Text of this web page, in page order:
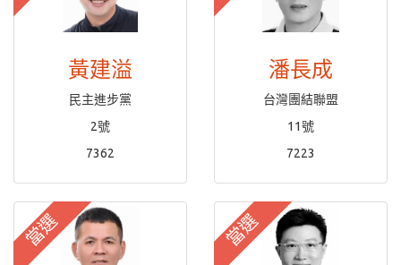
黃建溢
民主進步黨
2號
7362
潘長成
台灣團結聯盟
11號
7223
當選 當選